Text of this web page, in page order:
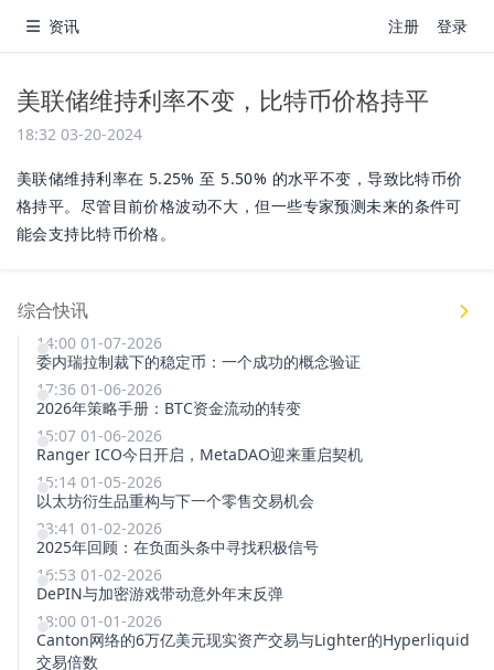
资讯 注册 登录
美联储维持利率不变，比特币价格持平
18:32 03-20-2024
美联储维持利率在 5.25% 至 5.50% 的水平不变，导致比特币价
格持平。尽管目前价格波动不大，但一些专家预测未来的条件可
能会支持比特币价格。
综合快讯
14:00 01-07-2026
委内瑞拉制裁下的稳定币：一个成功的概念验证
17:36 01-06-2026
2026年策略手册：BTC资金流动的转变
15:07 01-06-2026
Ranger ICO今日开启，MetaDAO迎来重启契机
15:14 01-05-2026
以太坊衍生品重构与下一个零售交易机会
23:41 01-02-2026
2025年回顾：在负面头条中寻找积极信号
16:53 01-02-2026
DePIN与加密游戏带动意外年末反弹
18:00 01-01-2026
Canton网络的6万亿美元现实资产交易与Lighter的Hyperliquid
交易倍数